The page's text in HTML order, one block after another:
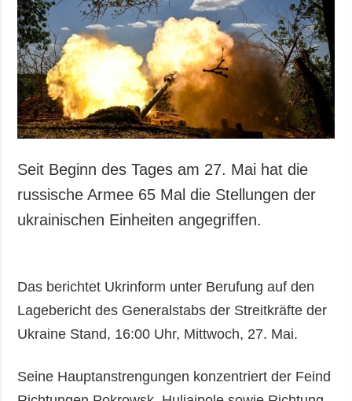
Seit Beginn des Tages am 27. Mai hat die
russische Armee 65 Mal die Stellungen der
ukrainischen Einheiten angegriffen.
Das berichtet Ukrinform unter Berufung auf den
Lagebericht des Generalstabs der Streitkräfte der
Ukraine Stand, 16:00 Uhr, Mittwoch, 27. Mai.
Seine Hauptanstrengungen konzentriert der Feind